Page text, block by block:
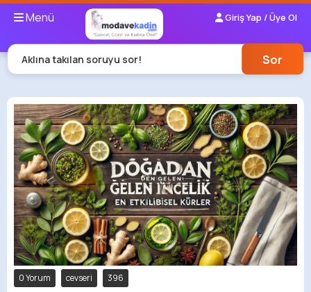
Menü Giriş Yap / Üye Ol
Aklına takılan soruyu sor! Sor
0 Yorum cevseri 396